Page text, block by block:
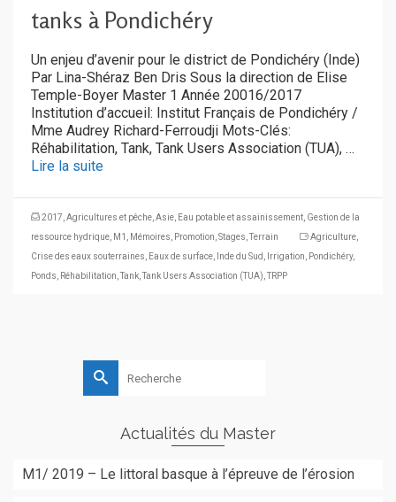
tanks à Pondichéry
Un enjeu d’avenir pour le district de Pondichéry (Inde)
Par Lina-Shéraz Ben Dris Sous la direction de Elise
Temple-Boyer Master 1 Année 20016/2017
Institution d’accueil: Institut Français de Pondichéry /
Mme Audrey Richard-Ferroudji Mots-Clés:
Réhabilitation, Tank, Tank Users Association (TUA), …
Lire la suite
2017 Agricultures et pêche Asie Eau potable et assainissement Gestion de la
ressource hydrique M1 Mémoires Promotion Stages ,Terrain Agriculture
Crise des eaux souterraines
Eaux de surface Inde du Sud Irrigation Pondichéry,
Ponds
Réhabilitation ,Tank ,Tank Users Association (TUA) ,TRPP
Rechercher :
Actualités du Master
M1/ 2019 – Le littoral basque à l’épreuve de l’érosion